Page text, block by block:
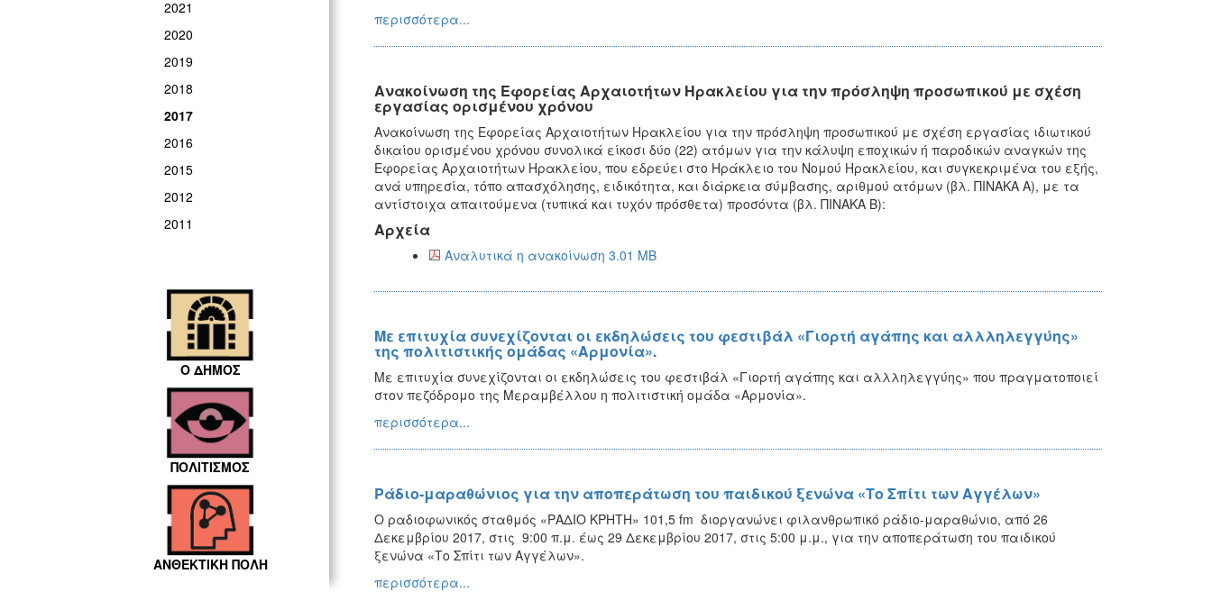
2021
2020
2019
2018
2017
2016
2015
2012
2011
Ο ΔΗΜΟΣ
ΠΟΛΙΤΙΣΜΟΣ
ΑΝΘΕΚΤΙΚΗ ΠΟΛΗ
περισσότερα...
Ανακοίνωση της Εφορείας Αρχαιοτήτων Ηρακλείου για την πρόσληψη προσωπικού με σχέση
εργασίας ορισμένου χρόνου
Ανακοίνωση της Εφορείας Αρχαιοτήτων Ηρακλείου για την πρόσληψη προσωπικού με σχέση εργασίας ιδιωτικού
δικαίου ορισμένου χρόνου συνολικά είκοσι δύο (22) ατόμων για την κάλυψη εποχικών ή παροδικών αναγκών της
Εφορείας Αρχαιοτήτων Ηρακλείου, που εδρεύει στο Ηράκλειο του Νομού Ηρακλείου, και συγκεκριμένα του εξής,
ανά υπηρεσία, τόπο απασχόλησης, ειδικότητα, και διάρκεια σύμβασης, αριθμού ατόμων (βλ. ΠΙΝΑΚΑ Α), με τα
αντίστοιχα απαιτούμενα (τυπικά και τυχόν πρόσθετα) προσόντα (βλ. ΠΙΝΑΚΑ Β):
Αρχεία
Αναλυτικά η ανακοίνωση 3.01 MB
Με επιτυχία συνεχίζονται οι εκδηλώσεις του φεστιβάλ «Γιορτή αγάπης και αλλληλεγγύης»
της πολιτιστικής ομάδας «Αρμονία».
Με επιτυχία συνεχίζονται οι εκδηλώσεις του φεστιβάλ «Γιορτή αγάπης και αλλληλεγγύης» που πραγματοποιεί
στον πεζόδρομο της Μεραμβέλλου η πολιτιστική ομάδα «Αρμονία».
περισσότερα...
Ράδιο-μαραθώνιος για την αποπεράτωση του παιδικού ξενώνα «Το Σπίτι των Αγγέλων»
Ο ραδιοφωνικός σταθμός «ΡΑΔΙΟ ΚΡΗΤΗ» 101,5 fm διοργανώνει φιλανθρωπικό ράδιο-μαραθώνιο, από 26
Δεκεμβρίου 2017, στις 9:00 π.μ. έως 29 Δεκεμβρίου 2017, στις 5:00 μ.μ., για την αποπεράτωση του παιδικού
ξενώνα «Το Σπίτι των Αγγέλων».
περισσότερα...